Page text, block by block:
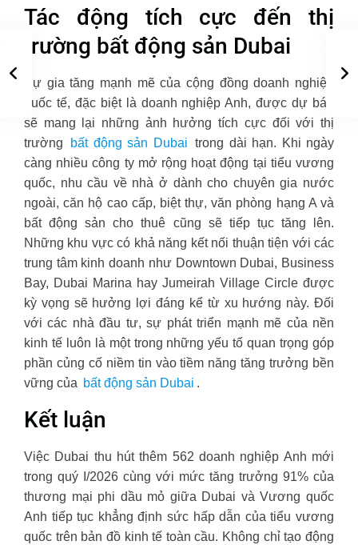
Tác động tích cực đến thị
trường bất động sản Dubai
Sự gia tăng mạnh mẽ của cộng đồng doanh nghiệp
quốc tế, đặc biệt là doanh nghiệp Anh, được dự báo
sẽ mang lại những ảnh hưởng tích cực đối với thị
trường
bất động sản Dubai trong dài hạn. Khi ngày
càng nhiều công ty mở rộng hoạt động tại tiểu vương
quốc, nhu cầu về nhà ở dành cho chuyên gia nước
ngoài, căn hộ cao cấp, biệt thự, văn phòng hạng A và
bất động sản cho thuê cũng sẽ tiếp tục tăng lên.
Những khu vực có khả năng kết nối thuận tiện với các
trung tâm kinh doanh như Downtown Dubai, Business
Bay, Dubai Marina hay Jumeirah Village Circle được
kỳ vọng sẽ hưởng lợi đáng kể từ xu hướng này. Đối
với các nhà đầu tư, sự phát triển mạnh mẽ của nền
kinh tế luôn là một trong những yếu tố quan trọng góp
phần củng cố niềm tin vào tiềm năng tăng trưởng bền
vững của bất động sản Dubai .
Kết luận
Việc Dubai thu hút thêm 562 doanh nghiệp Anh mới
trong quý I/2026 cùng với mức tăng trưởng 91% của
thương mại phi dầu mỏ giữa Dubai và Vương quốc
Anh tiếp tục khẳng định sức hấp dẫn của tiểu vương
quốc trên bản đồ kinh tế toàn cầu. Không chỉ tạo động